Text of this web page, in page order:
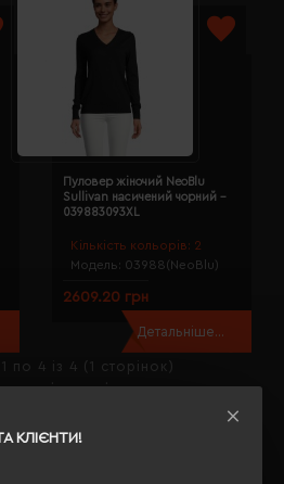
КЛІЄНТИ!
поліестер
Кількість кольорів: 2
Модель: 03988(NeoBlu)
Пуловер жіночий NeoBlu
Sullivan насичений чорний -
039883093XL
2609.20 грн
Детальніше...
по 4 із 4 (1 сторінок)